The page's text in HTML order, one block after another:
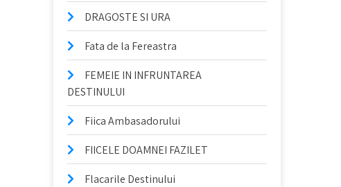
DRAGOSTE SI URA
Fata de la Fereastra
FEMEIE IN INFRUNTAREA
DESTINULUI
Fiica Ambasadorului
FIICELE DOAMNEI FAZILET
Flacarile Destinului